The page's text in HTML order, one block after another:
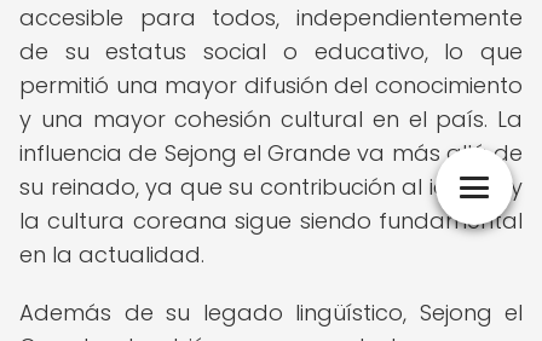
accesible para todos, independientemente
de su estatus social o educativo, lo que
permitió una mayor difusión del conocimiento
y una mayor cohesión cultural en el país. La
influencia de Sejong el Grande va más allá de
su reinado, ya que su contribución al idioma y
la cultura coreana sigue siendo fundamental
en la actualidad.
Además de su legado lingüístico, Sejong el